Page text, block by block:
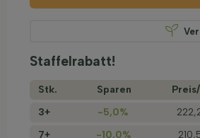
Staffelrabatt!
Stk. Sparen
3+
-5,0%
7+
-10,0%